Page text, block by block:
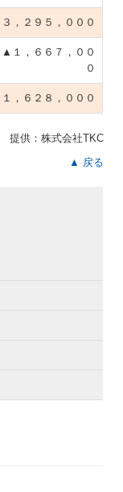
３，２９５，０００
▲１，６６７，００
０
１，６２８，０００
提供：株式会社TKC
▲ 戻る